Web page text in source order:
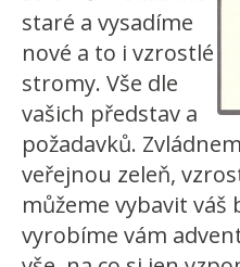
staré a vysadíme
nové a to i vzrostlé
stromy. Vše dle
vašich představ a
požadavků.
veřejnou zeleň,
můžeme vybavit váš
vyrobíme vám